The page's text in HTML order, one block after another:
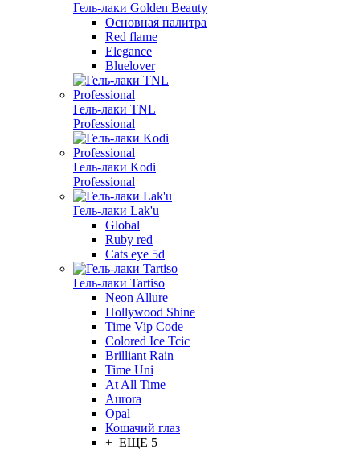
Гель-лаки Golden Beauty
Основная палитра
Red flame
Elegance
Bluelover
Гель-лаки TNL
Professional
Гель-лаки Kodi
Professional
Гель-лаки Lak'u
Global
Ruby red
Cats eye 5d
Гель-лаки Tartiso
Neon Allure
Hollywood Shine
Time Vip Code
Colored Ice Tcic
Brilliant Rain
Time Uni
At All Time
Aurora
Opal
Кошачий глаз
+ ЕЩЕ 5